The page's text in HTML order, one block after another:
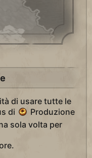
di usare tutte le
di
Produzione
sola volta per